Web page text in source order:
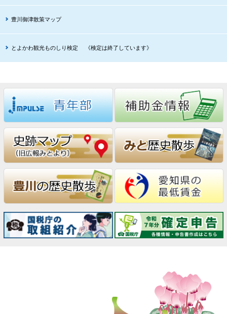
豊川御津散策マップ
とよかわ観光ものしり検定 《検定は終了しています》